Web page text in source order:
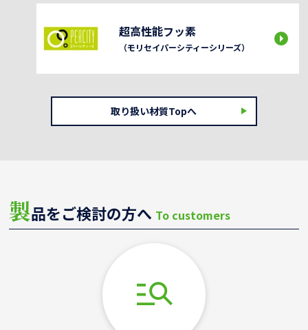
超高性能フッ素
（モリセイパーシティーシリーズ）
取り扱い材質Topへ
製品をご検討の方へ To customers